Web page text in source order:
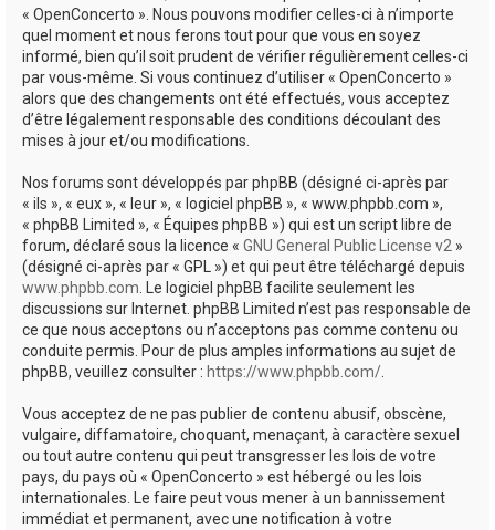
« OpenConcerto ». Nous pouvons modifier celles-ci à n’importe
quel moment et nous ferons tout pour que vous en soyez
informé, bien qu’il soit prudent de vérifier régulièrement celles-ci
par vous-même. Si vous continuez d’utiliser « OpenConcerto »
alors que des changements ont été effectués, vous acceptez
d’être légalement responsable des conditions découlant des
mises à jour et/ou modifications.
Nos forums sont développés par phpBB (désigné ci-après par
« ils », « eux », « leur », « logiciel phpBB », « www.phpbb.com »,
« phpBB Limited », « Équipes phpBB ») qui est un script libre de
forum, déclaré sous la licence « GNU General Public License v2 »
(désigné ci-après par « GPL ») et qui peut être téléchargé depuis
www.phpbb.com. Le logiciel phpBB facilite seulement les
discussions sur Internet. phpBB Limited n’est pas responsable de
ce que nous acceptons ou n’acceptons pas comme contenu ou
conduite permis. Pour de plus amples informations au sujet de
phpBB, veuillez consulter : https://www.phpbb.com/.
Vous acceptez de ne pas publier de contenu abusif, obscène,
vulgaire, diffamatoire, choquant, menaçant, à caractère sexuel
ou tout autre contenu qui peut transgresser les lois de votre
pays, du pays où « OpenConcerto » est hébergé ou les lois
internationales. Le faire peut vous mener à un bannissement
immédiat et permanent, avec une notification à votre